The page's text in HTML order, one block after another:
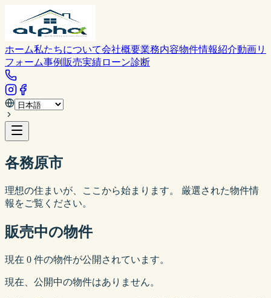
ホーム私たちについて会社概要業務内容物件情報紹介動画リ
フォーム事例 販売実績ローン診断
各務原市
理想の住まいが、ここから始まります。 厳選された物件情
報をご覧ください。
販売中の物件
現在 0 件の物件が公開されています。
現在、公開中の物件はありません。